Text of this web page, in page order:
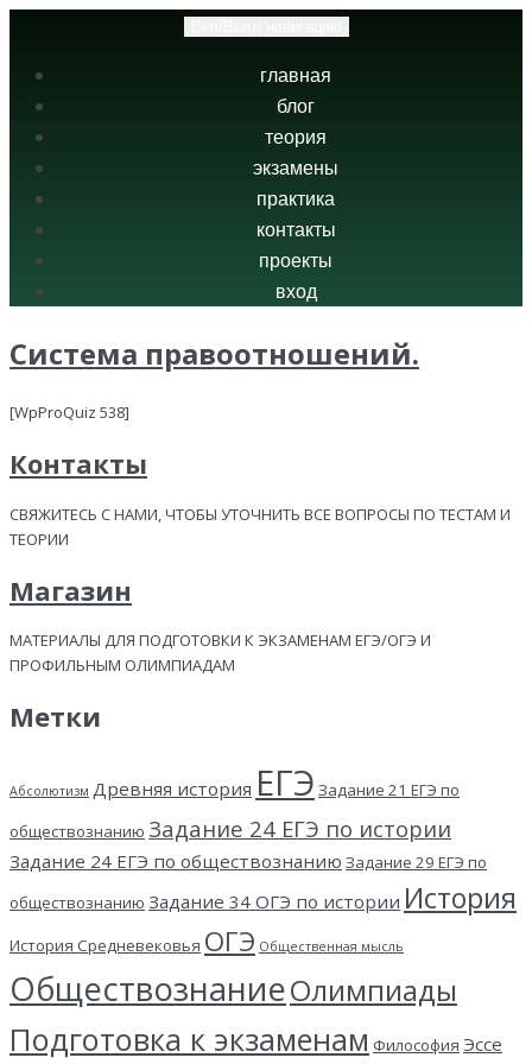
главная
блог
теория
экзамены
практика
контакты
проекты
вход
Система правоотношений.
[WpProQuiz 538]
Контакты
СВЯЖИТЕСЬ С НАМИ, ЧТОБЫ УТОЧНИТЬ ВСЕ ВОПРОСЫ ПО ТЕСТАМ И
ТЕОРИИ
Магазин
МАТЕРИАЛЫ ДЛЯ ПОДГОТОВКИ К ЭКЗАМЕНАМ ЕГЭ/ОГЭ И
ПРОФИЛЬНЫМ ОЛИМПИАДАМ
Метки
Абсолютизм Древняя история ЕГЭ Задание 21 ЕГЭ по
обществознанию Задание 24 ЕГЭ по истории
Задание 24 ЕГЭ по обществознанию Задание 29 ЕГЭ по
обществознанию Задание 34 ОГЭ по истории История
История Средневековья ОГЭ Общественная мысль
ОбществознаниеОлимпиады
Подготовка к экзаменам Философия Эссе